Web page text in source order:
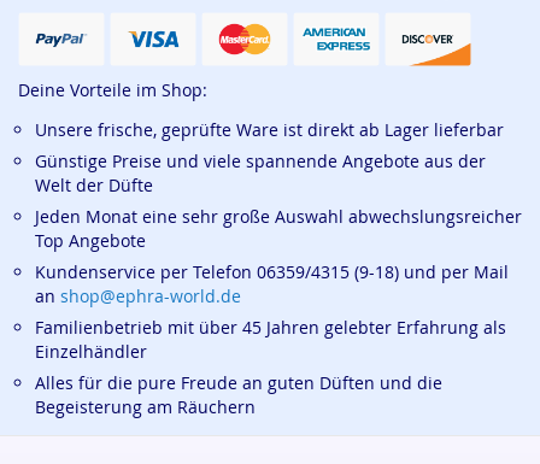
Deine Vorteile im Shop:
Unsere frische, geprüfte Ware ist direkt ab Lager lieferbar
Günstige Preise und viele spannende Angebote aus der
Welt der Düfte
Jeden Monat eine sehr große Auswahl abwechslungsreicher
Top Angebote
Kundenservice per Telefon 06359/4315 (9-18) und per Mail
an shop@ephra-world.de
Familienbetrieb mit über 45 Jahren gelebter Erfahrung als
Einzelhändler
Alles für die pure Freude an guten Düften und die
Begeisterung am Räuchern